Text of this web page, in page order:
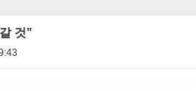
것”